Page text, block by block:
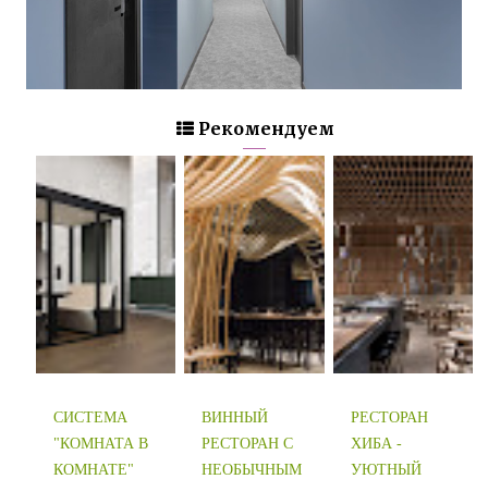
Рекомендуем
СИСТЕМА
"КОМНАТА В
КОМНАТЕ"
ВИННЫЙ
РЕСТОРАН С
НЕОБЫЧНЫМ
‎РЕСТОРАН
ХИБА -
УЮТНЫЙ